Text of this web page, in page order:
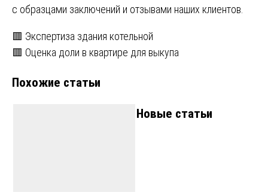
с образцами заключений и отзывами наших клиентов.
Навигация
записям
🟥 Экспертиза здания котельной
🟥 Оценка доли в квартире для выкупа
Похожие статьи
Новые статьи